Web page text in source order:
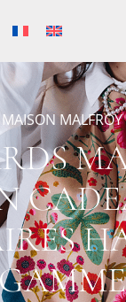
MAISON MALFROY
GAMME